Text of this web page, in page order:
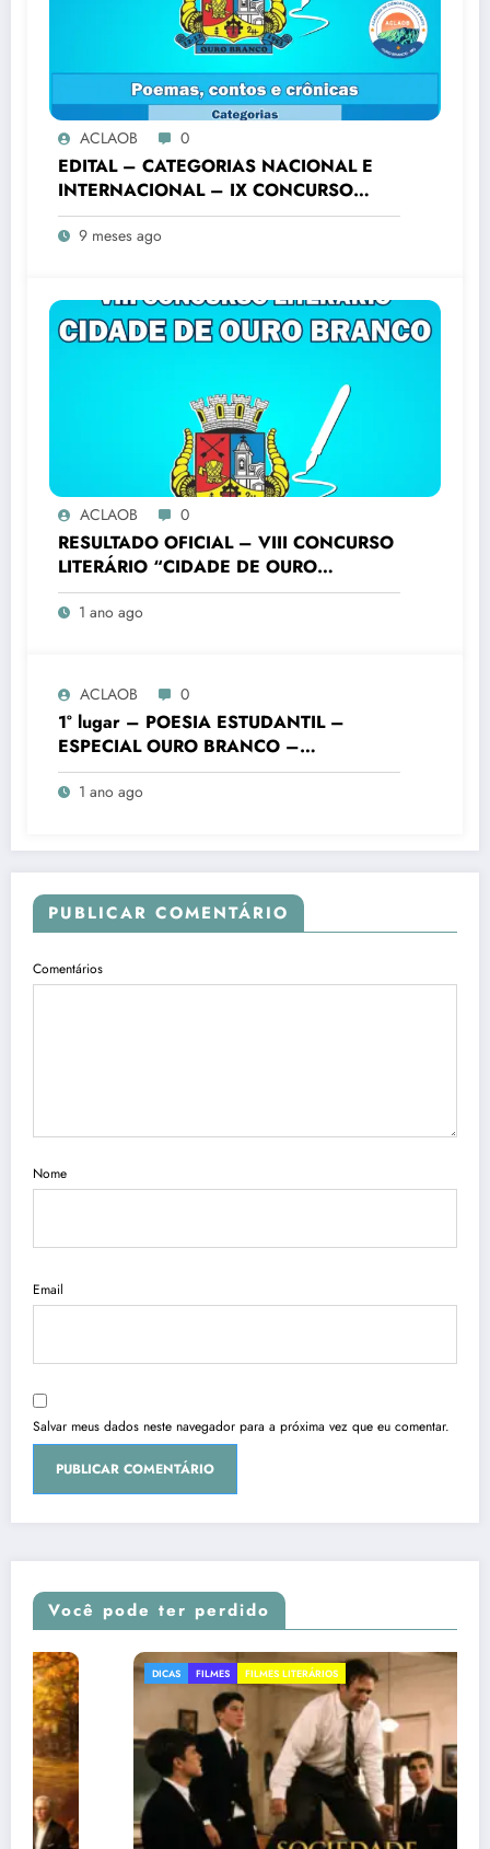
ACLAOB 0
EDITAL – CATEGORIAS NACIONAL E
INTERNACIONAL – IX CONCURSO
LITERÁRIO “CIDADE DE OURO
BRANCO”
9 meses ago
ACLAOB 0
RESULTADO OFICIAL – VIII CONCURSO
LITERÁRIO “CIDADE DE OURO
BRANCO”
1 ano ago
ACLAOB 0
1° lugar – POESIA ESTUDANTIL –
ESPECIAL OURO BRANCO –
FUNDAMENTAL FINAIS – Colégio
Batista Mineiro Unid. Ouro Branco – VIII
1 ano ago
PUBLICAR COMENTÁRIO
Comentários
Nome
Email
Salvar meus dados neste navegador para a próxima vez que eu comentar.
Você pode ter perdido
DICAS FILMES FILMES LITERÁRIOS